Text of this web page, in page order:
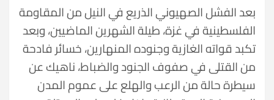
بعد الفشل الصهيوني الذريع في النيل من المقاومة
الفلسطينية في غزة، طيلة الشهرين الماضيين، وبعد
تكبد قواته الغازية وجنوده المنهارين، خسائر فادحة
من القتلى في صفوف الجنود والضباط، ناهيك عن
سيطرة حالة من الرعب والهلع على عموم المدن